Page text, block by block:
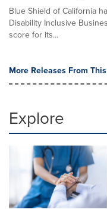
Blue Shield of California
Disability Inclusive
score for its...
More Releases From
Explore